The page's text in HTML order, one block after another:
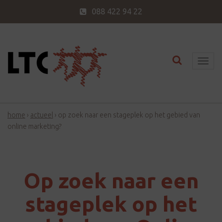
088 422 94 22
T
Toggle
home › actueel › op zoek naar een stageplek op het gebied van
online marketing?
Op zoek naar een
stageplek op het